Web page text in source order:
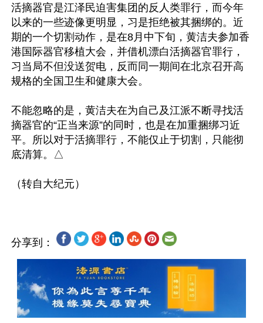
活摘器官是江泽民迫害集团的反人类罪行，而今年
以来的一些迹像更明显，习是拒绝被其捆绑的。近
期的一个切割动作，是在8月中下旬，黄洁夫参加香
港国际器官移植大会，并借机漂白活摘器官罪行，
习当局不但没送贺电，反而同一期间在北京召开高
规格的全国卫生和健康大会。
不能忽略的是，黄洁夫在为自己及江派不断寻找活
摘器官的“正当来源”的同时，也是在加重捆绑习近
平。所以对于活摘罪行，不能仅止于切割，只能彻
底清算。△
分享到：